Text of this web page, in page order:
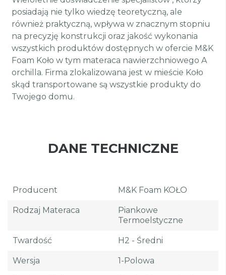
posiadają nie tylko wiedzę teoretyczną, ale
również praktyczną, wpływa w znacznym stopniu
na precyzję konstrukcji oraz jakość wykonania
wszystkich produktów dostępnych w ofercie M&K
Foam Koło w tym materaca nawierzchniowego A
orchilla. Firma zlokalizowana jest w mieście Koło
skąd transportowane są wszystkie produkty do
Twojego domu.
DANE TECHNICZNE
Producent M&K Foam KOŁO
Rodzaj Materaca
Piankowe
Termoelstyczne
Twardość H2 - Średni
Wersja 1-Polowa